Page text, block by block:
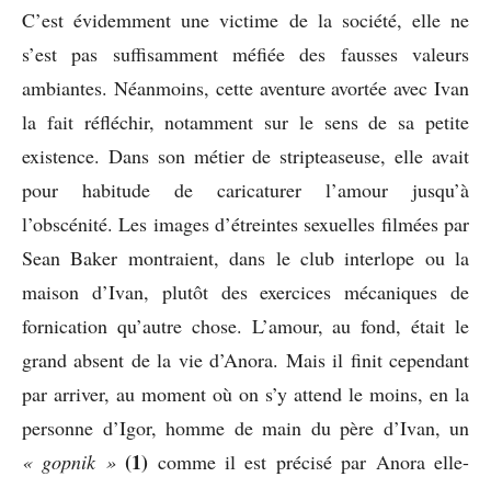
C’est évidemment une victime de la société, elle ne
s’est pas suffisamment méfiée des fausses valeurs
ambiantes. Néanmoins, cette aventure avortée avec Ivan
la fait réfléchir, notamment sur le sens de sa petite
existence. Dans son métier de stripteaseuse, elle avait
pour habitude de caricaturer l’amour jusqu’à
l’obscénité. Les images d’étreintes sexuelles filmées par
Sean Baker montraient, dans le club interlope ou la
maison d’Ivan, plutôt des exercices mécaniques de
fornication qu’autre chose. L’amour, au fond, était le
grand absent de la vie d’Anora. Mais il finit cependant
par arriver, au moment où on s’y attend le moins, en la
personne d’Igor, homme de main du père d’Ivan, un
« gopnik »(1) comme il est précisé par Anora elle-